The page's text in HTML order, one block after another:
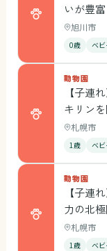
いが豊富
旭川市
0歳 ベ
動物園
【子連
キリン
札幌市
1歳 ベ
動物園
【子連
力の北
札幌市
1歳 ベ